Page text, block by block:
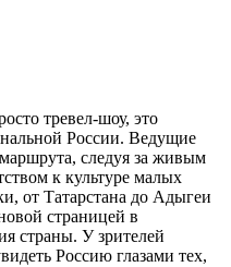
тревел-шоу, это
России. Ведущие
следуя за живым
к культуре малых
от Татарстана до Адыгеи
страницей в
страны. У зрителей
Россию глазами тех,